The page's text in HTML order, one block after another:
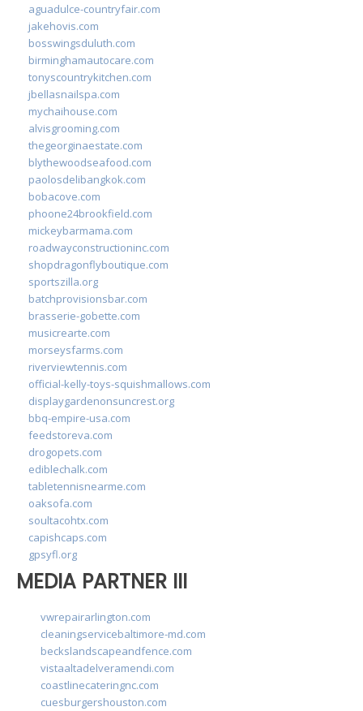
aguadulce-countryfair.com
jakehovis.com
bosswingsduluth.com
birminghamautocare.com
tonyscountrykitchen.com
jbellasnailspa.com
mychaihouse.com
alvisgrooming.com
thegeorginaestate.com
blythewoodseafood.com
paolosdelibangkok.com
bobacove.com
phoone24brookfield.com
mickeybarmama.com
roadwayconstructioninc.com
shopdragonflyboutique.com
sportszilla.org
batchprovisionsbar.com
brasserie-gobette.com
musicrearte.com
morseysfarms.com
riverviewtennis.com
official-kelly-toys-squishmallows.com
displaygardenonsuncrest.org
bbq-empire-usa.com
feedstoreva.com
drogopets.com
ediblechalk.com
tabletennisnearme.com
oaksofa.com
soultacohtx.com
capishcaps.com
gpsyfl.org
MEDIA PARTNER III
vwrepairarlington.com
cleaningservicebaltimore-md.com
beckslandscapeandfence.com
vistaaltadelveramendi.com
coastlinecateringnc.com
cuesburgershouston.com